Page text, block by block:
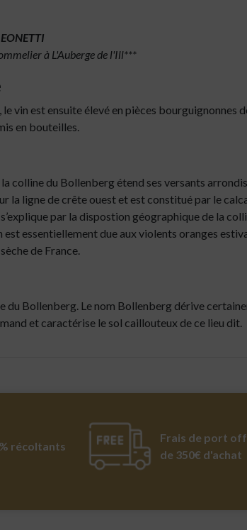
à L'Auberge de l'Ill***
vin est ensuite élevé en pièces
en bouteilles.
colline du Bollenberg étend ses versants
la ligne de crête ouest et est constitué par le
par la dispostion géographique de la
essentiellement due aux violents oranges
de France.
Bollenberg. Le nom Bollenberg dérive
et caractérise le sol caillouteux de ce lieu dit.
récoltants
Frais de port
de 350€ d'achat